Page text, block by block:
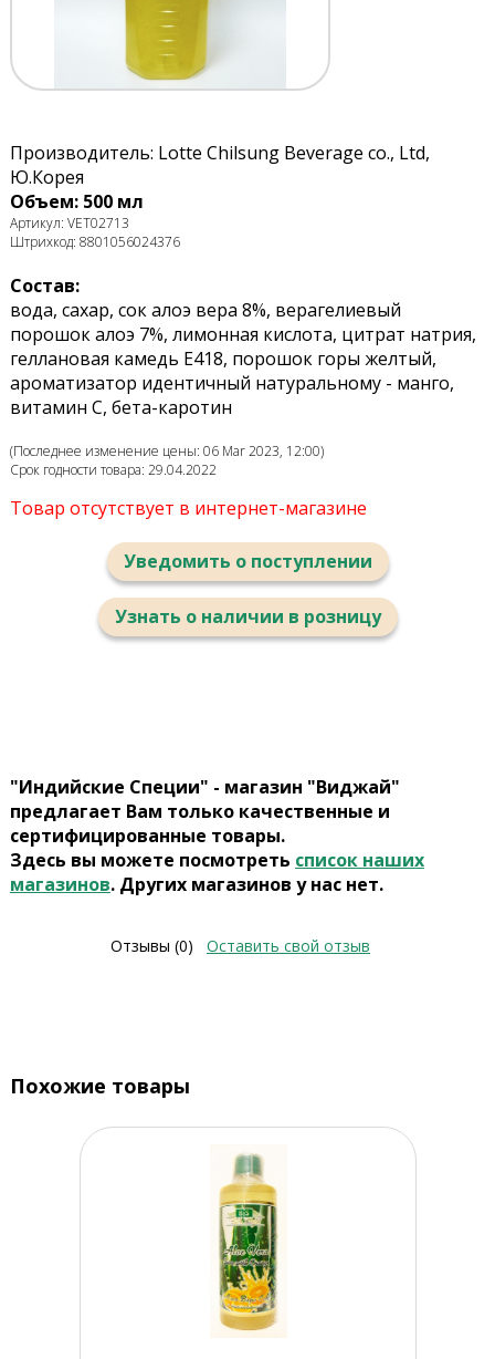
Производитель: Lotte Chilsung Beverage co., Ltd,
Ю.Корея
Объем: 500 мл
Артикул: VET02713
Штрихкод: 8801056024376
Состав:
вода, сахар, сок алоэ вера 8%, верагелиевый
порошок алоэ 7%, лимонная кислота, цитрат натрия,
геллановая камедь Е418, порошок горы желтый,
ароматизатор идентичный натуральному - манго,
витамин С, бета-каротин
(Последнее изменение цены: 06 Mar 2023, 12:00)
Срок годности товара: 29.04.2022
Товар отсутствует в интернет-магазине
Уведомить о поступлении
Узнать о наличии в розницу
"Индийские Специи" - магазин "Виджай"
предлагает Вам только качественные и
сертифицированные товары.
Здесь вы можете посмотреть список наших
магазинов. Других магазинов у нас нет.
Отзывы (0) Оставить свой отзыв
Похожие товары